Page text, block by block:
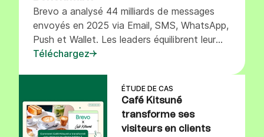
Brevo a analysé 44 milliards de messages
envoyés en 2025 via Email, SMS, WhatsApp,
Push et Wallet. Les leaders équilibrent leur
pression marketing et engagent sans lasser.
Téléchargez
ÉTUDE DE CAS
Café Kitsuné
transforme ses
visiteurs en clients